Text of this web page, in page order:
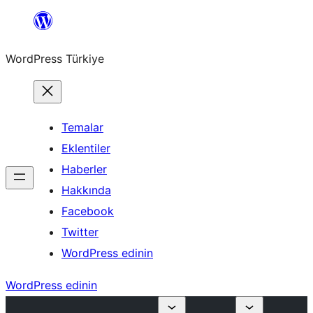
İçeriğe
WordPress Türkiye
Temalar
Eklentiler
Haberler
Hakkında
Facebook
Twitter
WordPress edinin
WordPress edinin